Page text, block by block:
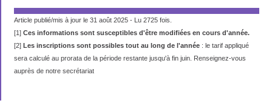
Article publié/mis à jour le 31 août 2025 - Lu 2725 fois.
[1] Ces informations sont susceptibles d'être modifiées en cours d'année.
[2] Les inscriptions sont possibles tout au long de l'année : le tarif appliqué
sera calculé au prorata de la période restante jusqu'à fin juin. Renseignez-vous
auprès de notre secrétariat